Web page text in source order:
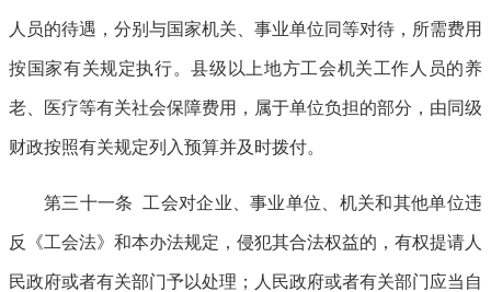
人员的待遇，分别与国家机关、事业单位同等对待，所需费用
按国家有关规定执行。县级以上地方工会机关工作人员的养
老、医疗等有关社会保障费用，属于单位负担的部分，由同级
财政按照有关规定列入预算并及时拨付。
第三十一条 工会对企业、事业单位、机关和其他单位违
反《工会法》和本办法规定，侵犯其合法权益的，有权提请人
民政府或者有关部门予以处理；人民政府或者有关部门应当自